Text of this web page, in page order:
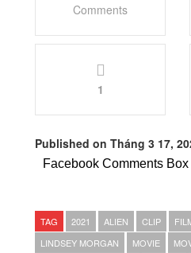
Comments
1
Published on Tháng 3 17,
Facebook Comments Box
TAG 2021 ALIEN CLIP
LINDSEY MORGAN
MOVIE